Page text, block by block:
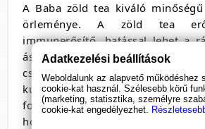
A Baba zöld tea kiváló
örleménye. A zöld tea
immunerősítő, hatással lehet a
ásványi sókban gazdag, segíti a
csontok erősítését. A távol-
kulcsa”.A kaktuszos-
forraljunk egy pohár vizet 75-90
hozzá egy teáskanál port.
Adatkezelési beállítások
Weboldalunk az alapvető működéshez
cookie-kat használ. Szélesebb körű
(marketing, statisztika, személyre
cookie-kat engedélyezhet.